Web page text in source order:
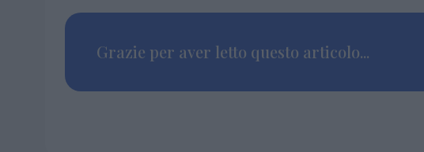
Grazie per aver letto questo articolo...